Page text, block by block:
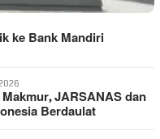
ke Bank Mandiri
JARSANAS dan
Berdaulat